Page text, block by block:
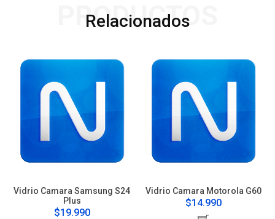
Relacionados
PRODUCTOS
Vidrio Camara Samsung S24
Plus
$19.990
Vidrio Camara Motorola G60
$14.990